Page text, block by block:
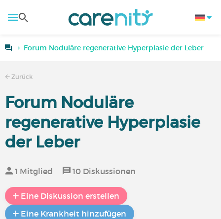
Forum Noduläre regenerative Hyperplasie der Leber
Zurück
Forum Noduläre
regenerative Hyperplasie
der Leber
1 Mitglied 10 Diskussionen
Eine Diskussion erstellen
Eine Krankheit hinzufügen